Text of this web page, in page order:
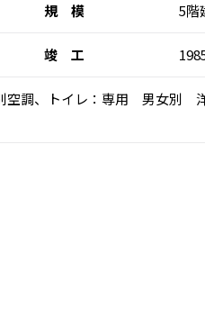
規 模 5階
竣 工
空調、トイレ：専用 男女別